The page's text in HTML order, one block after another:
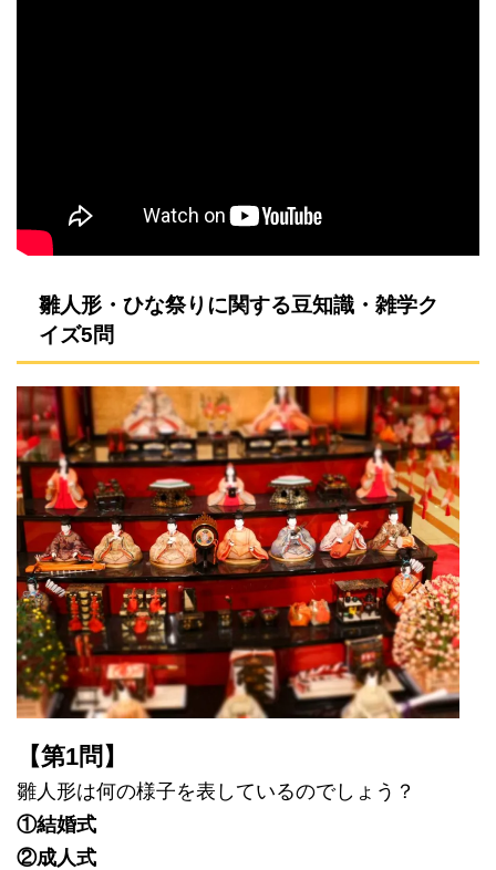
雛人形・ひな祭りに関する豆知識・雑学ク
イズ5問
【第1問】
雛人形は何の様子を表しているのでしょう？
①結婚式
②成人式